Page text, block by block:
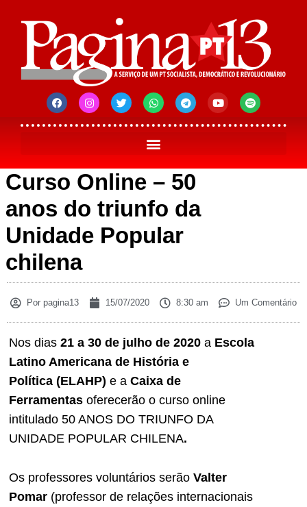
Curso Online – 50
anos do triunfo da
Unidade Popular
chilena
Por pagina13 15/07/2020 8:30 am Um Comentário
Nos dias 21 a 30 de julho de 2020 a Escola
Latino Americana de História e
Política (ELAHP) e a Caixa de
Ferramentas oferecerão o curso online
intitulado 50 ANOS DO TRIUNFO DA
UNIDADE POPULAR CHILENA.
Os professores voluntários serão Valter
Pomar (professor de relações internacionais